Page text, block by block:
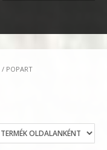
/ POPART